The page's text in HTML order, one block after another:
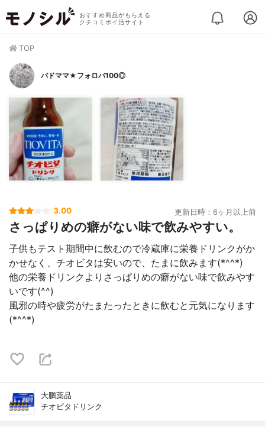
おすすめ商品がもらえる
クチコミポイ活サイト
TOP
バドママ★フォロバ100◎
3.00 更新日時：6ヶ月以上前
さっぱりめの癖がない味で飲みやすい。
子供もテスト期間中に飲むので冷蔵庫に栄養ドリンクがか
かせなく、チオビタは安いので、たまに飲みます(*^^*)
他の栄養ドリンクよりさっぱりめの癖がない味で飲みやす
いです(⁠^⁠^⁠)
風邪の時や疲労がたまたったときに飲むと元気になります
(*^^*)
大鵬薬品
チオビタドリンク